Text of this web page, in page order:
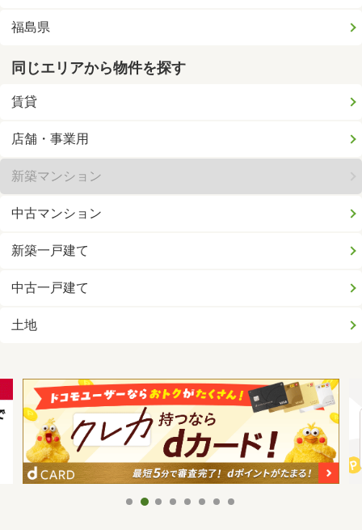
福島県
同じエリアから物件を探す
賃貸
店舗・事業用
新築マンション
中古マンション
新築一戸建て
中古一戸建て
土地